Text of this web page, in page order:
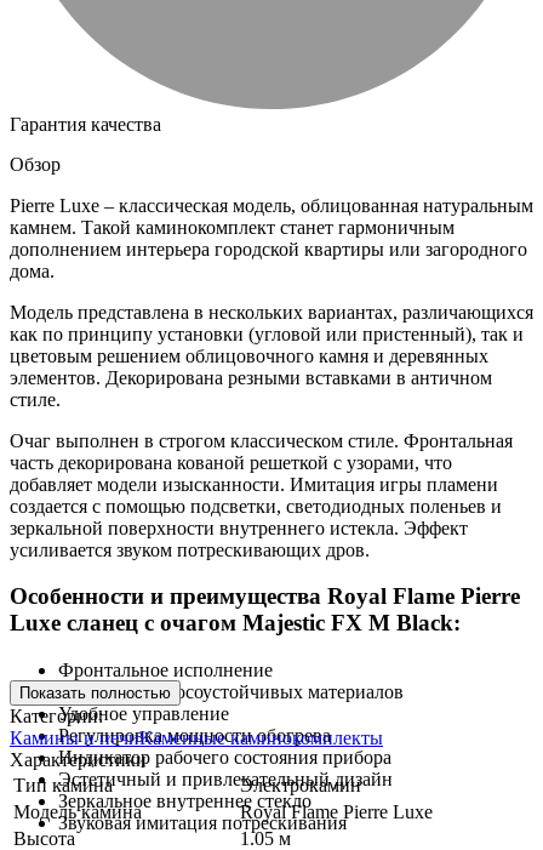
Гарантия качества
Обзор
Pierre Luxe – классическая модель, облицованная натуральным
камнем. Такой каминокомплект станет гармоничным
дополнением интерьера городской квартиры или загородного
дома.
Модель представлена в нескольких вариантах, различающихся
как по принципу установки (угловой или пристенный), так и
цветовым решением облицовочного камня и деревянных
элементов. Декорирована резными вставками в античном
стиле.
Очаг выполнен в строгом классическом стиле. Фронтальная
часть декорирована кованой решеткой с узорами, что
добавляет модели изысканности. Имитация игры пламени
создается с помощью подсветки, светодиодных поленьев и
зеркальной поверхности внутреннего истекла. Эффект
усиливается звуком потрескивающих дров.
Особенности и преимущества Royal Flame Pierre
Luxe сланец с очагом Majestic FX M Black:
Фронтальное исполнение
Портал из износоустойчивых материалов
Удобное управление
Регулировка мощности обогрева
Индикатор рабочего состояния прибора
Эстетичный и привлекательный дизайн
Зеркальное внутреннее стекло
Звуковая имитация потрескивания
Показать полностью
Категории:
Камины и печиКаменные каминокомплекты
Характеристики
Тип камина
Электрокамин
Модель камина
Royal Flame Pierre Luxe
Высота
1.05 м